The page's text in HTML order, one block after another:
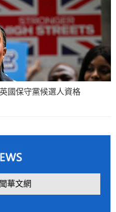
國保守黨候選人資格
華文網